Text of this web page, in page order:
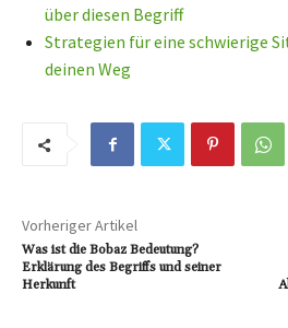
über diesen Begriff
Strategien für eine schwierige
deinen Weg
Vorheriger Artikel
Was ist die Bobaz Bedeutung?
Erklärung des Begriffs und seiner
Herkunft